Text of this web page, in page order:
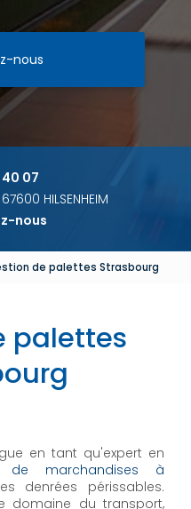
nous
40 07
HILSENHEIM
nous
de palettes Strasbourg
palettes
en tant qu'expert en
de marchandises à
denrées périssables.
domaine du transport,